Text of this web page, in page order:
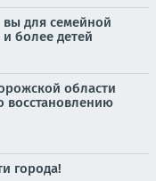
вы для семейной
более детей
области
восстановлению
города!